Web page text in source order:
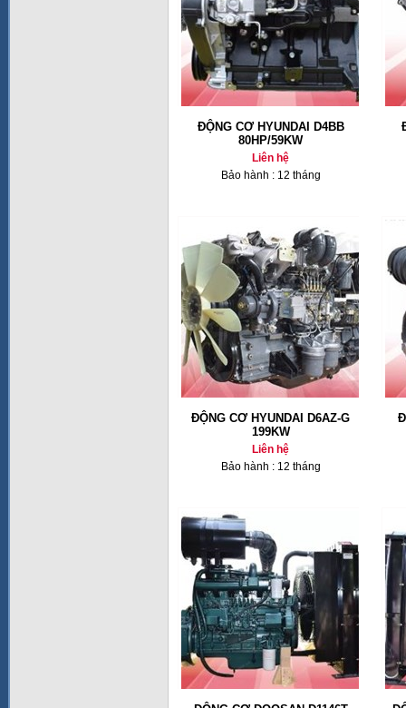
ĐỘNG CƠ HYUNDAI D4BB
80HP/59KW
Liên hệ
Bảo hành : 12 tháng
ĐỘNG CƠ HYUNDAI D6AZ-G
199KW
Liên hệ
Bảo hành : 12 tháng